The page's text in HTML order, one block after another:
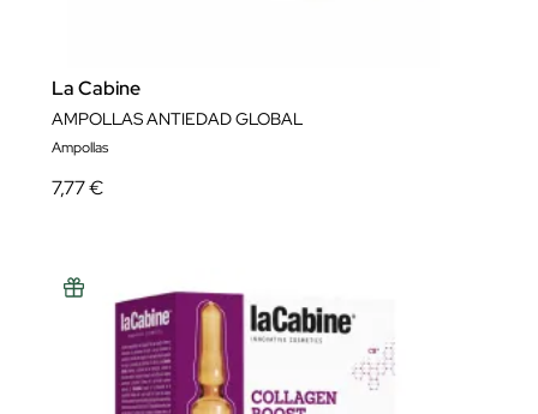
La Cabine
AMPOLLAS ANTIEDAD GLOBAL
Ampollas
7,77 €